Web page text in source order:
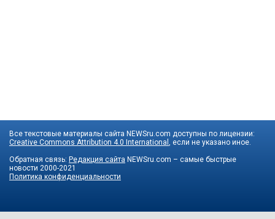
Все текстовые материалы сайта NEWSru.com доступны по лицензии:
Creative Commons Attribution 4.0 International , если не указано иное.
Обратная связь: Редакция сайта NEWSru.com – самые быстрые
новости 2000-2021
Политика конфиденциальности